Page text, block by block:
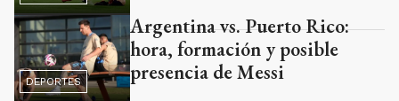
DEPORTES
Argentina vs. Puerto Rico:
hora, formación y posible
presencia de Messi